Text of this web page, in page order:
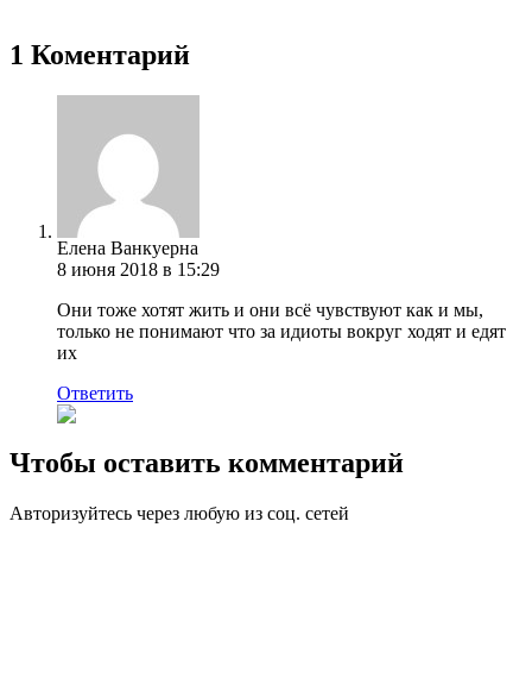
1 Коментарий
Елена Ванкуерна
8 июня 2018 в 15:29
Они тоже хотят жить и они всё чувствуют как и мы,
только не понимают что за идиоты вокруг ходят и едят
их
Ответить
Чтобы оставить комментарий
Авторизуйтесь через любую из соц. сетей